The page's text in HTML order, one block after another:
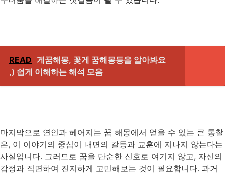
READ 게꿈해몽, 꽃게 꿈해몽등을 알아봐요
,) 쉽게 이해하는 해석 모음
마지막으로 연인과 헤어지는 꿈 해몽에서 얻을 수 있는 큰 통찰
은, 이 이야기의 중심이 내면의 갈등과 교훈에 지나지 않는다는
사실입니다. 그러므로 꿈을 단순한 신호로 여기지 않고, 자신의
감정과 직면하여 진지하게 고민해보는 것이 필요합니다. 과거